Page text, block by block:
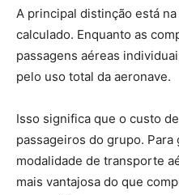
A principal distinção está
calculado. Enquanto as
passagens aéreas
pelo uso total da aeronave.
Isso significa que o custo
passageiros do grupo.
modalidade de transporte
mais vantajosa do que